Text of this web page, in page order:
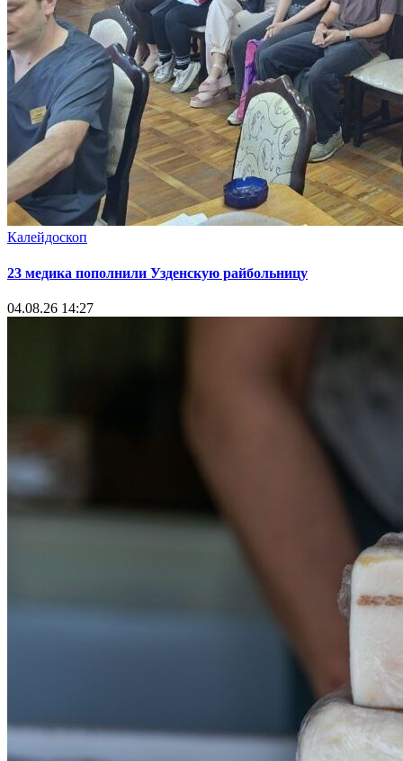
Калейдоскоп
23 медика пополнили Узденскую райбольницу
04.08.26 14:27